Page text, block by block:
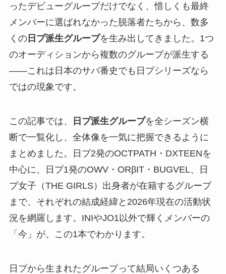
ったデビューグループだけでなく、惜しくも最終
メンバーに選ばれなかった脱落者たちから、数多
くの日プ派生グループを生み出してきました。1つ
のオーディションから複数のグループが派生する
——これは日本のサバ番史でも日プシリーズなら
ではの現象です。
この記事では、 日プ派生グループを全シーズン横
断で一覧化し、全体像を一気に把握できるように
まとめました。日プ2発のOCTPATH・DXTEENを
中心に、日プ1発のOWV・ORβIT・BUGVEL、日
プ女子（THE GIRLS）出身者が在籍するグループ
まで、それぞれの結成経緯と2026年現在の活動状
況を網羅します。INIやJO1以外で輝くメンバーの
「今」が、この1本でわかります。
日プから生まれたグループって結局いくつある